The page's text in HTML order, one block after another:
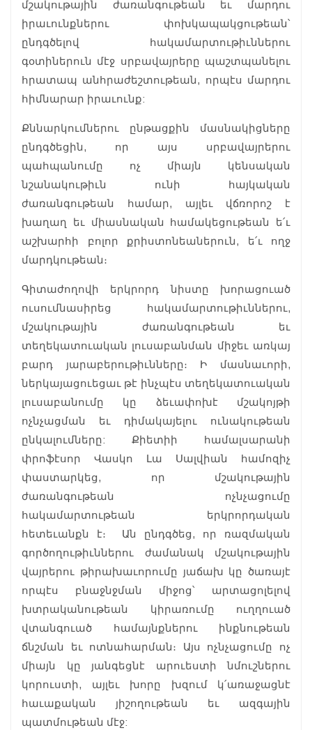
մշակութային ժառանգութեան եւ մարդու
իրաւունքներու փոխկապակցութեան՝
ընդգծելով հակամարտութիւններու
գօտիներուն մէջ սրբավայրերը պաշտպանելու
հրատապ անհրաժեշտութեան, որպէս մարդու
հիմնարար իրաւունք:
Քննարկումներու ընթացքին մասնակիցները
ընդգծեցին, որ այս սրբավայրերու
պահպանումը ոչ միայն կենսական
նշանակութիւն ունի հայկական
ժառանգութեան համար, այլեւ վճռորոշ է
խաղաղ եւ միասնական համակեցութեան ե՛ւ
աշխարհի բոլոր քրիստոնեաներուն, ե՛ւ ողջ
մարդկութեան։
Գիտաժողովի երկրորդ նիստը խորացուած
ուսումնասիրեց հակամարտութիւններու,
մշակութային ժառանգութեան եւ
տեղեկատուական լուսաբանման միջեւ առկայ
բարդ յարաբերութիւնները։ Ի մասնաւորի,
ներկայացուեցաւ թէ ինչպէս տեղեկատուական
լուսաբանումը կը ձեւափոխէ մշակոյթի
ոչնչացման եւ դիմակայելու ունակութեան
ընկալումները: Քիետիի համալսարանի
փրոֆէսոր Վասկո Լա Սալվիան համոզիչ
փաստարկեց, որ մշակութային
ժառանգութեան ոչնչացումը
հակամարտութեան երկրորդական
հետեւանքն է։ Ան ընդգծեց, որ ռազմական
գործողութիւններու ժամանակ մշակութային
վայրերու թիրախաւորումը յաճախ կը ծառայէ
որպէս բնաջնջման միջոց՝ արտացոլելով
խտրականութեան կիրառումը ուղղուած
վտանգուած համայնքներու ինքնութեան
ճնշման եւ ոտնահարման։ Այս ոչնչացումը ոչ
միայն կը յանգեցնէ արուեստի նմուշներու
կորուստի, այլեւ խորը խզում կ՛առաջացնէ
հաւաքական յիշողութեան եւ ազգային
պատմութեան մէջ: